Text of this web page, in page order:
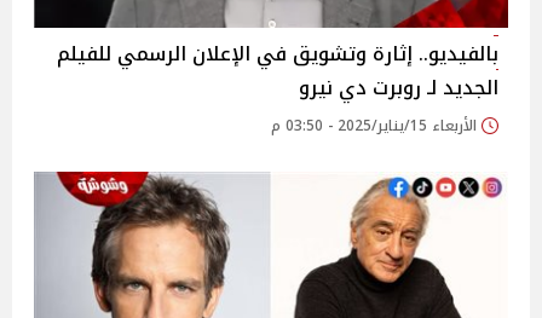
بالفيديو.. إثارة وتشويق في الإعلان الرسمي للفيلم
الجديد لـ روبرت دي نيرو
الأربعاء 15/يناير/2025 - 03:50 م